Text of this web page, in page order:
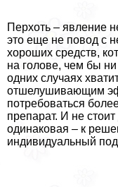
Перхоть – явление
это еще не повод с
хороших средств,
на голове, чем бы
одних случаях
отшелушивающим
потребоваться
препарат. И не
одинаковая – к
индивидуальный